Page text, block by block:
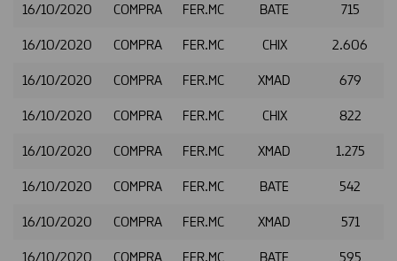
16/10/2020 COMPRA FER.MC BATE 715
16/10/2020 COMPRA FER.MC CHIX 2.606
16/10/2020 COMPRA FER.MC XMAD 679
16/10/2020 COMPRA FER.MC CHIX 822
16/10/2020 COMPRA FER.MC XMAD 1.275
16/10/2020 COMPRA FER.MC BATE 542
16/10/2020 COMPRA FER.MC XMAD 571
16/10/2020 COMPRA FER.MC BATE 595